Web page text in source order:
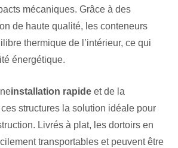
mécaniques. Grâce à des
de haute qualité, les conteneurs
thermique de l’intérieur, ce qui
énergétique.
installation rapide et de la
structures la solution idéale pour
Livrés à plat, les dortoirs en
transportables et peuvent être